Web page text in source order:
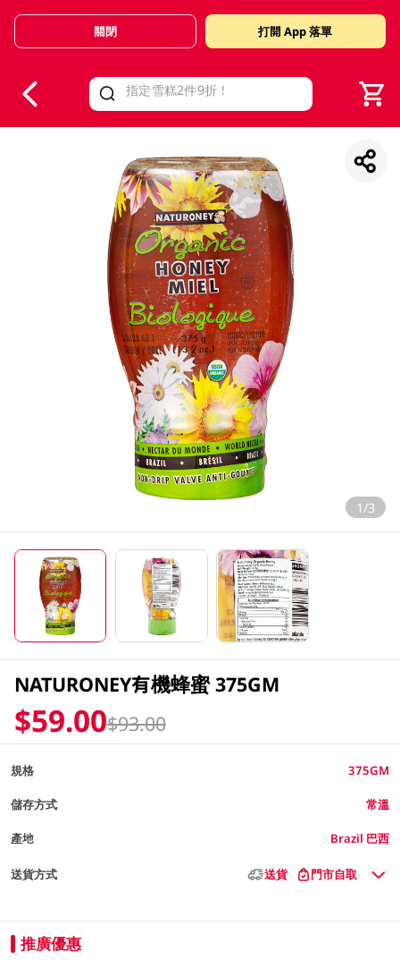
Valid Until 30 June 2026
關閉 打開 App 落單
1/3
NATURONEY有機蜂蜜 375GM
$59.00$93.00
規格 375GM
儲存方式 常溫
產地 Brazil 巴西
送貨方式 送貨 門市自取
推廣優惠